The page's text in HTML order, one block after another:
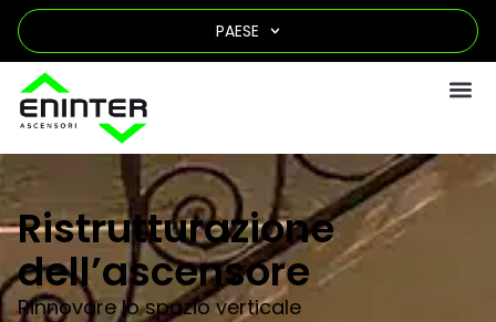
PAESE
Ristrutturazione
dell’ascensore
Rinnovare lo spazio verticale